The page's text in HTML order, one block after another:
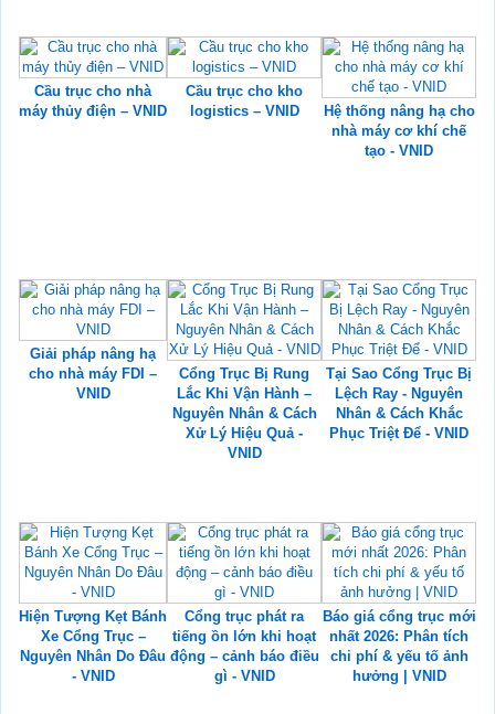
Cầu trục cho nhà
máy thủy điện – VNID
Cầu trục cho kho
logistics – VNID
Hệ thống nâng hạ cho
nhà máy cơ khí chế
tạo - VNID
Giải pháp nâng hạ
cho nhà máy FDI –
VNID
Cổng Trục Bị Rung
Lắc Khi Vận Hành –
Nguyên Nhân & Cách
Xử Lý Hiệu Quả -
VNID
Tại Sao Cổng Trục Bị
Lệch Ray - Nguyên
Nhân & Cách Khắc
Phục Triệt Để - VNID
Hiện Tượng Kẹt Bánh
Xe Cổng Trục –
Nguyên Nhân Do Đâu
- VNID
Cổng trục phát ra
tiếng ồn lớn khi hoạt
động – cảnh báo điều
gì - VNID
Báo giá cổng trục mới
nhất 2026: Phân tích
chi phí & yếu tố ảnh
hưởng | VNID